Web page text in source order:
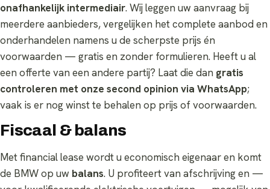
onafhankelijk intermediair. Wij leggen uw aanvraag bij
meerdere aanbieders, vergelijken het complete aanbod en
onderhandelen namens u de scherpste prijs én
voorwaarden — gratis en zonder formulieren. Heeft u al
een offerte van een andere partij? Laat die dan gratis
controleren met onze second opinion via WhatsApp;
vaak is er nog winst te behalen op prijs of voorwaarden.
Fiscaal & balans
Met financial lease wordt u economisch eigenaar en komt
de BMW op uw balans. U profiteert van afschrijving en —